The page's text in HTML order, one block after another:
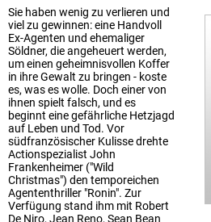
Sie haben wenig zu verlieren und
viel zu gewinnen: eine Handvoll
Ex-Agenten und ehemaliger
Söldner, die angeheuert werden,
um einen geheimnisvollen Koffer
in ihre Gewalt zu bringen - koste
es, was es wolle. Doch einer von
ihnen spielt falsch, und es
beginnt eine gefährliche Hetzjagd
auf Leben und Tod. Vor
südfranzösischer Kulisse drehte
Actionspezialist John
Frankenheimer ("Wild
Christmas") den temporeichen
Agententhriller "Ronin". Zur
Verfügung stand ihm mit Robert
De Niro, Jean Reno, Sean Bean